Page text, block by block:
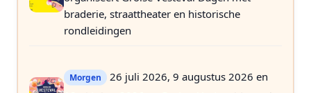
braderie, straattheater en historische
rondleidingen
Morgen
26 juli 2026, 9 augustus 2026 en